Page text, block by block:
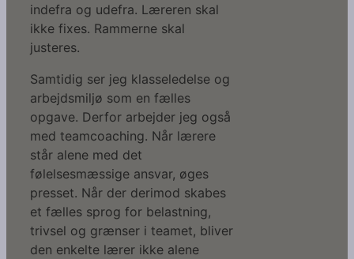
indefra og udefra. Læreren skal
ikke fixes. Rammerne skal
justeres.
Samtidig ser jeg klasseledelse og
arbejdsmiljø som en fælles
opgave. Derfor arbejder jeg også
med teamcoaching. Når lærere
står alene med det
følelsesmæssige ansvar, øges
presset. Når der derimod skabes
et fælles sprog for belastning,
trivsel og grænser i teamet, bliver
den enkelte lærer ikke alene